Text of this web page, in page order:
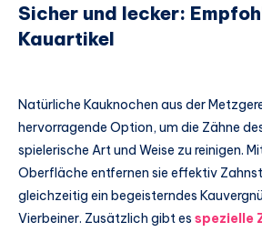
Sicher und lecker:
Kauartikel
Natürliche Kauknochen aus der
hervorragende Option, um die Zähne
spielerische Art und Weise zu reinigen.
Oberfläche entfernen sie effektiv
gleichzeitig ein begeisterndes
Vierbeiner. Zusätzlich gibt es spezielle